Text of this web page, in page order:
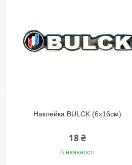
Наклейка BULCK (6х16см)
18 ₴
В наявності